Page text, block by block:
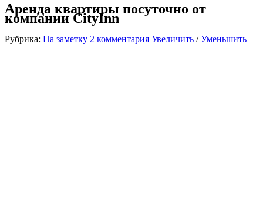
Аренда квартиры посуточно от
компании CityInn
Рубрика: На заметку 2 комментария Увеличить /Уменьшить